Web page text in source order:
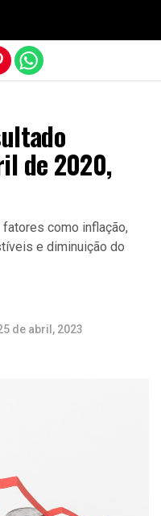
de 2020,
como inflação,
e diminuição do
de abril, 2023